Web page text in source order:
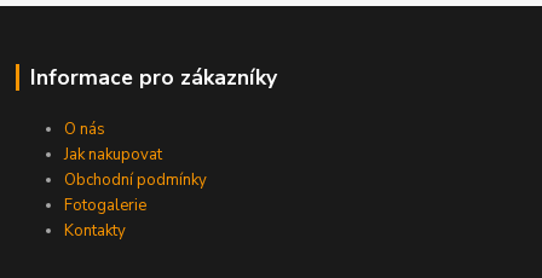
Informace pro zákazníky
O nás
Jak nakupovat
Obchodní podmínky
Fotogalerie
Kontakty